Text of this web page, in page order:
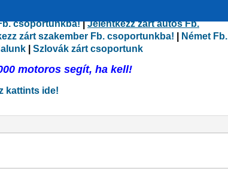
csoportunkba!|Jelentkezz zárt autós Fb.
zárt szakember Fb. csoportunkba!
Német Fb.
Szlovák zárt csoportunk
motoros segít, ha kell!
kattints ide!